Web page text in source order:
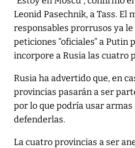
Leonid Pasechnik, a Tass. El
responsables prorrusos ya
peticiones “oficiales” a Putin
incorpore a Rusia las cuatro
Rusia ha advertido que, en
provincias pasarán a ser
por lo que podría usar
defenderlas.
La cuatro provincias a ser